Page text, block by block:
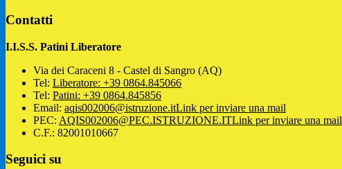
Contatti
I.I.S.S. Patini Liberatore
Via dei Caraceni 8 - Castel di Sangro (AQ)
Tel: Liberatore: +39 0864.845066
Tel: Patini: +39 0864.845856
Email: aqis002006@istruzione.itLink per inviare una mail
PEC: AQIS002006@PEC.ISTRUZIONE.ITLink per inviare una mail
C.F.: 82001010667
Seguici su